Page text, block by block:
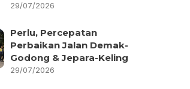
29/07/2026
Perlu, Percepatan
Perbaikan Jalan Demak-
Godong & Jepara-Keling
29/07/2026